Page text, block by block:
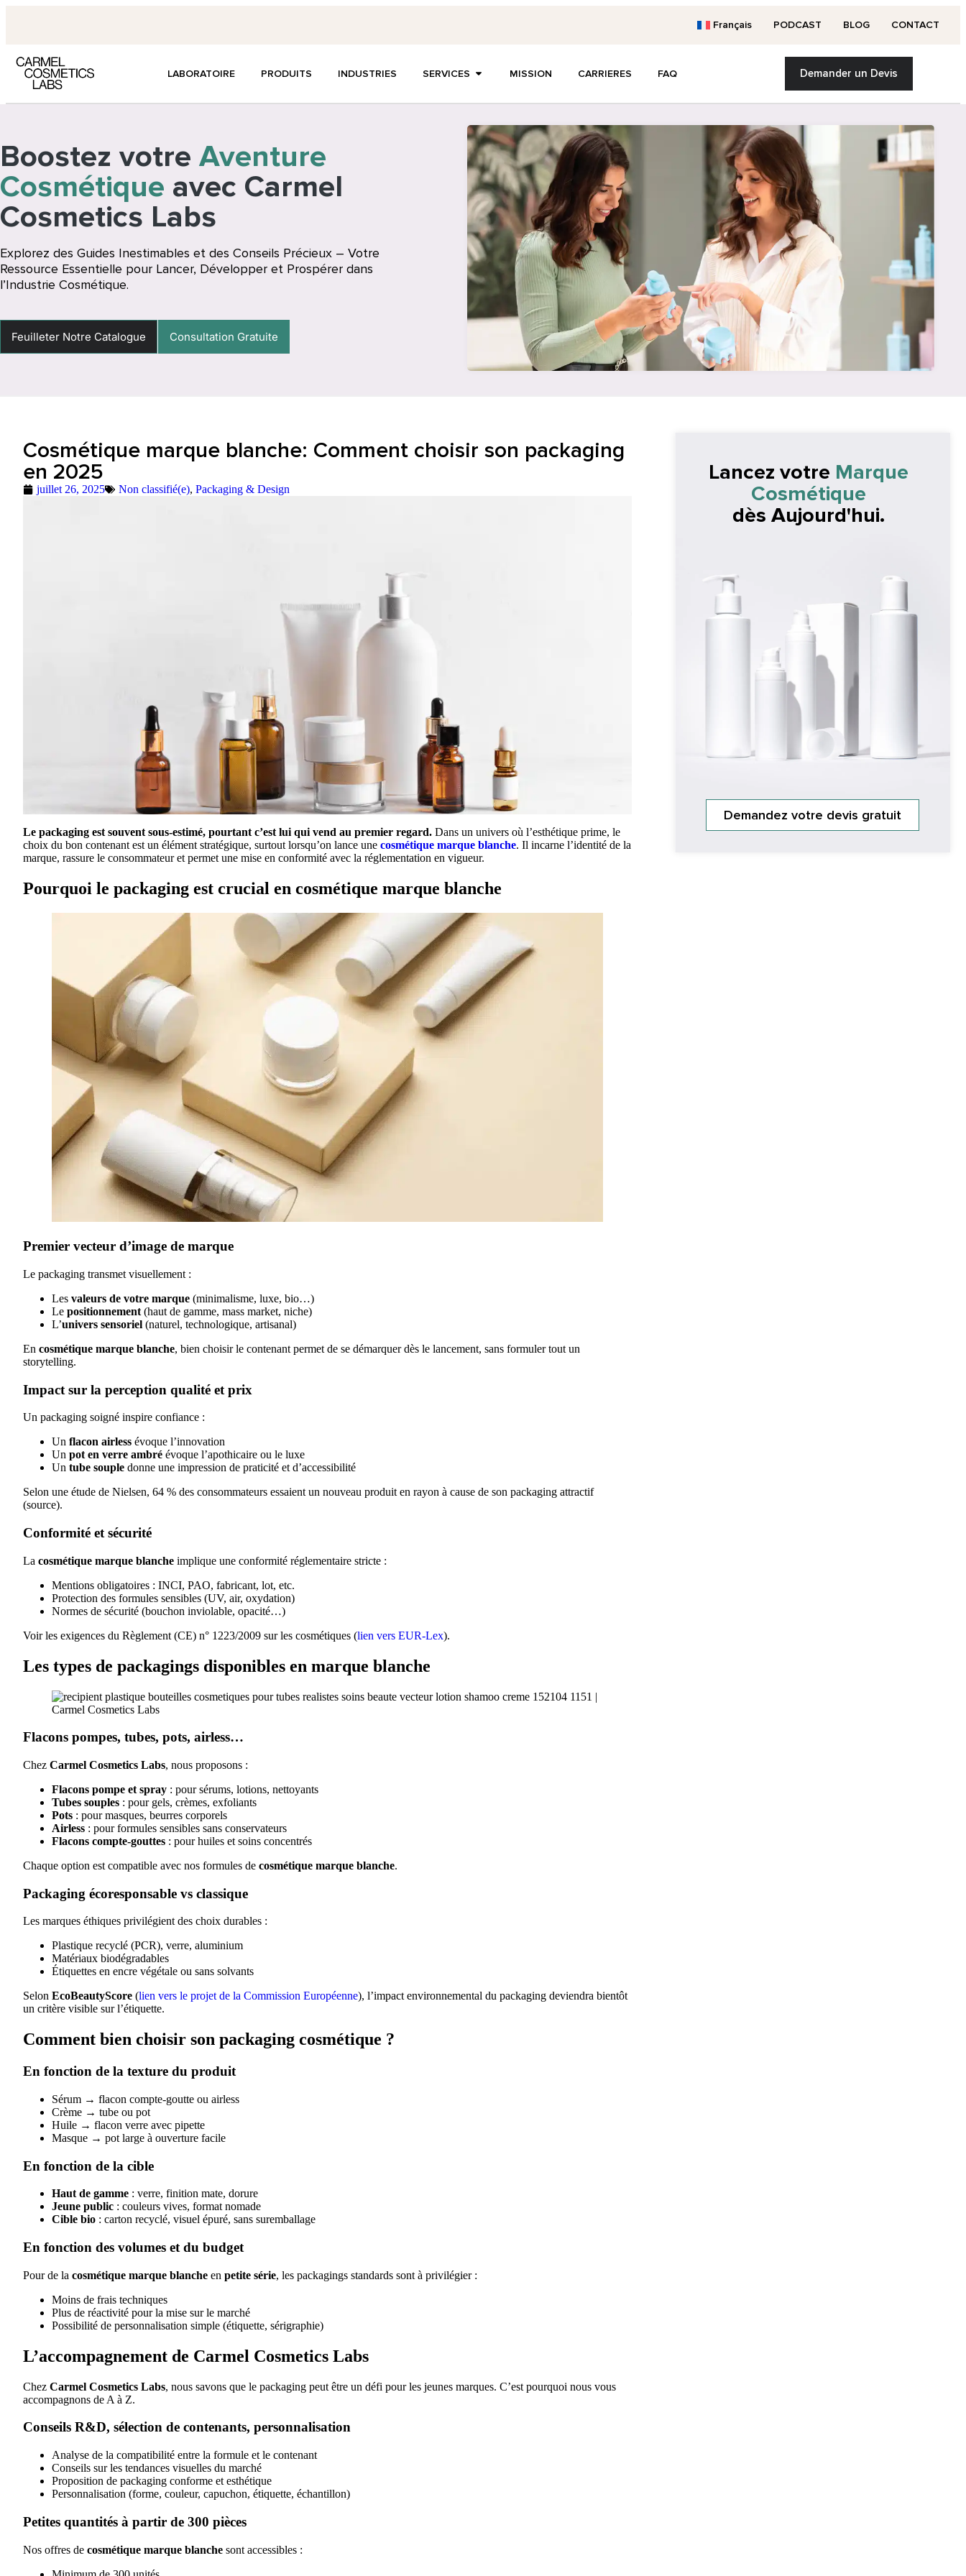
Français PODCAST BLOG CONTACT
LABORATOIRE PRODUITS INDUSTRIES SERVICES MISSION CARRIERES FAQ Demander un Devis
Boostez votre Aventure
Cosmétique avec Carmel
Cosmetics Labs
Explorez des Guides Inestimables et des Conseils Précieux – Votre
Ressource Essentielle pour Lancer, Développer et Prospérer dans
l’Industrie Cosmétique.
Feuilleter Notre Catalogue Consultation Gratuite
Cosmétique marque blanche: Comment choisir son packaging
en 2025
juillet 26, 2025 Non classifié(e), Packaging & Design
Le packaging est souvent sous-estimé, pourtant c’est lui qui vend au premier regard. Dans un univers où l’esthétique prime, le
choix du bon contenant est un élément stratégique, surtout lorsqu’on lance une cosmétique marque blanche. Il incarne l’identité de la
marque, rassure le consommateur et permet une mise en conformité avec la réglementation en vigueur.
Pourquoi le packaging est crucial en cosmétique marque blanche
Premier vecteur d’image de marque
Le packaging transmet visuellement :
Les valeurs de votre marque (minimalisme, luxe, bio…)
Le positionnement (haut de gamme, mass market, niche)
L’univers sensoriel (naturel, technologique, artisanal)
En cosmétique marque blanche, bien choisir le contenant permet de se démarquer dès le lancement, sans formuler tout un
storytelling.
Impact sur la perception qualité et prix
Un packaging soigné inspire confiance :
Un flacon airless évoque l’innovation
Un pot en verre ambré évoque l’apothicaire ou le luxe
Un tube souple donne une impression de praticité et d’accessibilité
Selon une étude de Nielsen, 64 % des consommateurs essaient un nouveau produit en rayon à cause de son packaging attractif
(source).
Conformité et sécurité
La cosmétique marque blanche implique une conformité réglementaire stricte :
Mentions obligatoires : INCI, PAO, fabricant, lot, etc.
Protection des formules sensibles (UV, air, oxydation)
Normes de sécurité (bouchon inviolable, opacité…)
Voir les exigences du Règlement (CE) n° 1223/2009 sur les cosmétiques (lien vers EUR-Lex).
Les types de packagings disponibles en marque blanche
Flacons pompes, tubes, pots, airless…
Chez Carmel Cosmetics Labs, nous proposons :
Flacons pompe et spray : pour sérums, lotions, nettoyants
Tubes souples : pour gels, crèmes, exfoliants
Pots : pour masques, beurres corporels
Airless : pour formules sensibles sans conservateurs
Flacons compte-gouttes : pour huiles et soins concentrés
Chaque option est compatible avec nos formules de cosmétique marque blanche.
Packaging écoresponsable vs classique
Les marques éthiques privilégient des choix durables :
Plastique recyclé (PCR), verre, aluminium
Matériaux biodégradables
Étiquettes en encre végétale ou sans solvants
Selon EcoBeautyScore (lien vers le projet de la Commission Européenne), l’impact environnemental du packaging deviendra bientôt
un critère visible sur l’étiquette.
Comment bien choisir son packaging cosmétique ?
En fonction de la texture du produit
Sérum → flacon compte-goutte ou airless
Crème → tube ou pot
Huile → flacon verre avec pipette
Masque → pot large à ouverture facile
En fonction de la cible
Haut de gamme : verre, finition mate, dorure
Jeune public : couleurs vives, format nomade
Cible bio : carton recyclé, visuel épuré, sans suremballage
En fonction des volumes et du budget
Pour de la cosmétique marque blanche en petite série, les packagings standards sont à privilégier :
Moins de frais techniques
Plus de réactivité pour la mise sur le marché
Possibilité de personnalisation simple (étiquette, sérigraphie)
L’accompagnement de Carmel Cosmetics Labs
Chez Carmel Cosmetics Labs, nous savons que le packaging peut être un défi pour les jeunes marques. C’est pourquoi nous vous
accompagnons de A à Z.
Conseils R&D, sélection de contenants, personnalisation
Analyse de la compatibilité entre la formule et le contenant
Conseils sur les tendances visuelles du marché
Proposition de packaging conforme et esthétique
Personnalisation (forme, couleur, capuchon, étiquette, échantillon)
Petites quantités à partir de 300 pièces
Nos offres de cosmétique marque blanche sont accessibles :
Lancez votre Marque
Cosmétique
dès Aujourd'hui.
Demandez votre devis gratuit